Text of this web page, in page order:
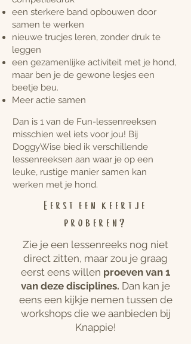
een sterkere band opbouwen door
samen te werken
nieuwe trucjes leren, zonder druk te
leggen
een gezamenlijke activiteit met je hond,
maar ben je de gewone lesjes een
beetje beu.
Meer actie samen
Dan is 1 van de Fun-lessenreeksen
misschien wel iets voor jou! Bij
DoggyWise bied ik verschillende
lessenreeksen aan waar je op een
leuke, rustige manier samen kan
werken met je hond.
Eerst een keertje
proberen?
Zie je een lessenreeks nog niet
direct zitten, maar zou je graag
eerst eens willen proeven van 1
van deze disciplines. Dan kan je
eens een kijkje nemen tussen de
workshops die we aanbieden bij
Knappie!